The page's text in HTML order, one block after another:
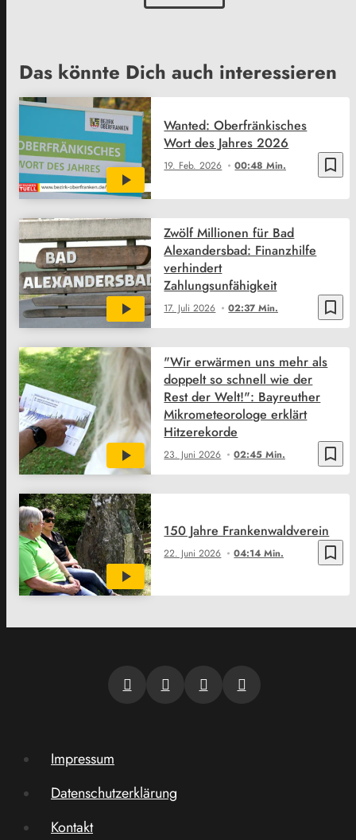
Das könnte Dich auch interessieren
bookmark_border
19. Feb. 2026 00:48 Min.
Wanted: Oberfränkisches
Wort des Jahres 2026
bookmark_border
17. Juli 2026 02:37 Min.
Zwölf Millionen für Bad
Alexandersbad: Finanzhilfe
verhindert
Zahlungsunfähigkeit
bookmark_border
23. Juni 2026 02:45 Min.
"Wir erwärmen uns mehr als
doppelt so schnell wie der
Rest der Welt!": Bayreuther
Mikrometeorologe erklärt
Hitzerekorde
bookmark_border
22. Juni 2026 04:14 Min.
150 Jahre Frankenwaldverein
Impressum
Datenschutzerklärung
Kontakt